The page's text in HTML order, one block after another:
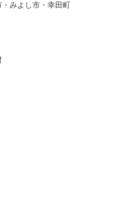
みよし市・幸田町